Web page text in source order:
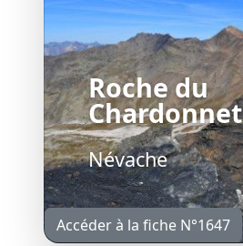
Roche du
Chardonnet
Névache
Accéder à la fiche N°1647